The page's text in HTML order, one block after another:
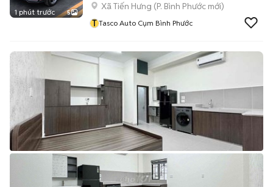
1 phút trước 5
Xã Tiến Hưng (P. Bình Phước mới)
T Tasco Auto Cụm Bình Phước